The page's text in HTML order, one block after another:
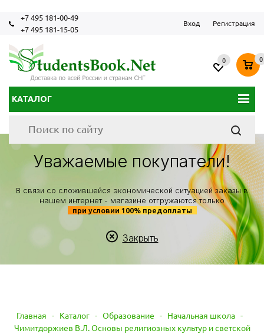
+7 495 181-00-49
+7 495 181-15-05
Вход Регистрация
КАТАЛОГ
0 0
Уважаемые покупатели!
В связи со сложившейся экономической ситуацией заказы в
нашем интернет - магазине отгружаются только
при условии 100% предоплаты
Закрыть
Главная - Каталог - Образование - Начальная школа -
Чимитдоржиев В.Л. Основы религиозных культур и светской